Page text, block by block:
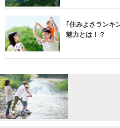
｢住みよさランキ
魅力とは！？